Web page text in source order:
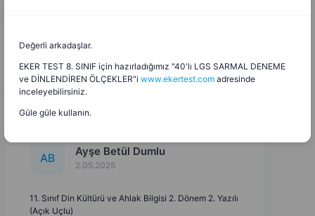
AB Ayşe Betül Dumlu
2.05.2025
11. Sınıf Din Kültürü ve Ahlak Bilgisi 2. Dönem 2. Yazılı
(Açık Uçlu)
Değerli arkadaşlar.
EKER TEST 8. SINIF için hazırladığımız "40'lı LGS SARMAL DENEME
ve DİNLENDİREN ÖLÇEKLER"i www.ekertest.com adresinde
inceleyebilirsiniz.
Güle güle kullanın.